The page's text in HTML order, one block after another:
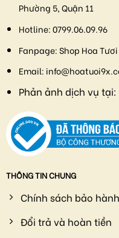
Phường 5, Quận 11
Hotline:0799.06.09.96
Fanpage:Shop Hoa
Email:
Phản ảnh dịch vụ tại:
THÔNG TIN CHUNG
Chính sách bảo hành
Đổi trả và hoàn tiền